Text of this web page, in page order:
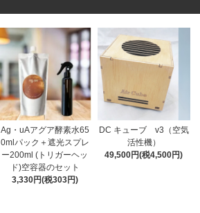
Ag・uAアグア酵素水65
0mlパック＋遮光スプレ
ー200ml (トリガーヘッ
ド)空容器のセット
3,330円(税303円)
DC キューブ v3（空気
活性機）
49,500円(税4,500円)